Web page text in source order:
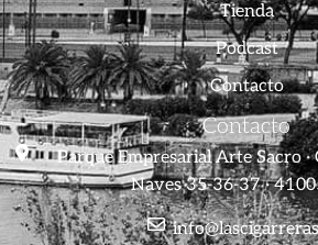
Tienda
Podcast
Contacto
Contacto
Parque Empresarial Arte Sacro ·
Naves 35-36-37 ·